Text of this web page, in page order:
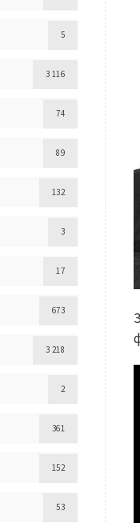
5
3 116
74
89
132
3
17
673
3 218
2
361
152
53